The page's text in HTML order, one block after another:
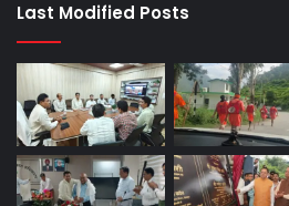
Last Modified Posts